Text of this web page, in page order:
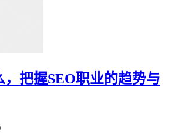
，把握SEO职业的趋势与